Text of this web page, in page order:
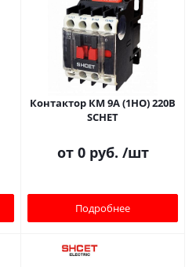
Контактор КМ 9А (1НО) 220В
SCHET
от 0 руб. /шт
Подробнее